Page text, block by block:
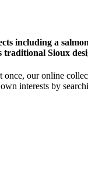
including a
traditional Sioux
our online
interests by